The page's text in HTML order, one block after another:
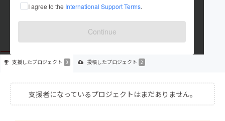
I agree to the International Support Terms.
Continue
在住国：未設定
出身国：未設定
支援したプロジェクト 0 投稿したプロジェクト 2
支援者になっているプロジェクトはまだありません。